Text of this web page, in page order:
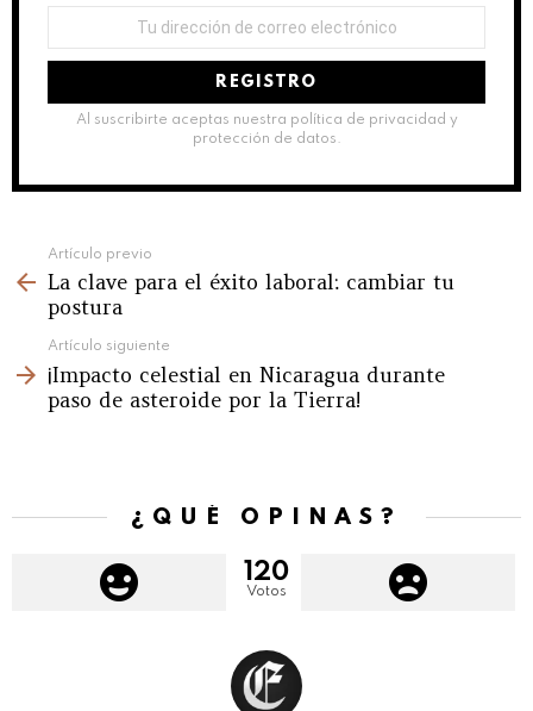
correo
Al suscribirte aceptas nuestra política de privacidad y
protección de datos.
more
Artículo previo
La clave para el éxito laboral: cambiar tu
postura
Artículo siguiente
¡Impacto celestial en Nicaragua durante
paso de asteroide por la Tierra!
¿QUÉ OPINAS?
120
Votos